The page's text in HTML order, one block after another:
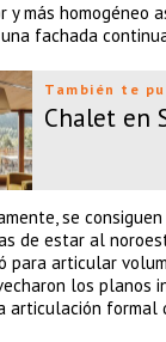
y más homogéneo
fachada
También te
Chalet en
se
de estar al
para articular
los planos
articulación